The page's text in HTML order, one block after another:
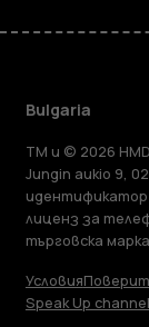
Bulgaria
TM и © 2026
Jungin aukio 9,
идентификатор
лиценз за
търговска
Условия
Speak Up channel